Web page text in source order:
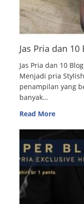
Jas Pria dan
Jas Pria dan 10
Menjadi pria
penampilan yang
banyak…
Read More